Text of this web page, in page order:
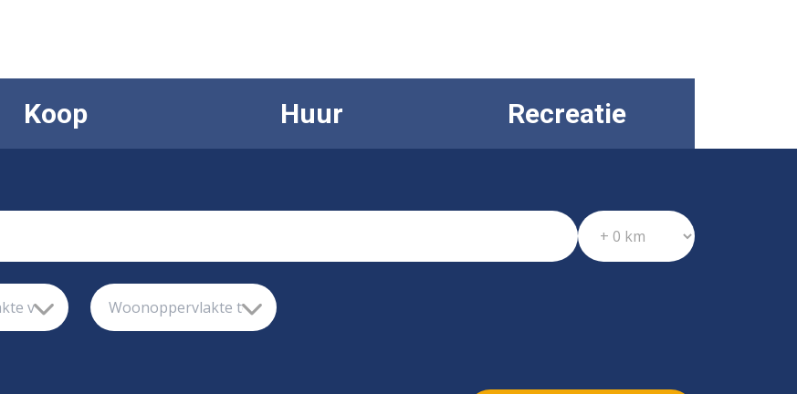
Koop Huur Recreatie